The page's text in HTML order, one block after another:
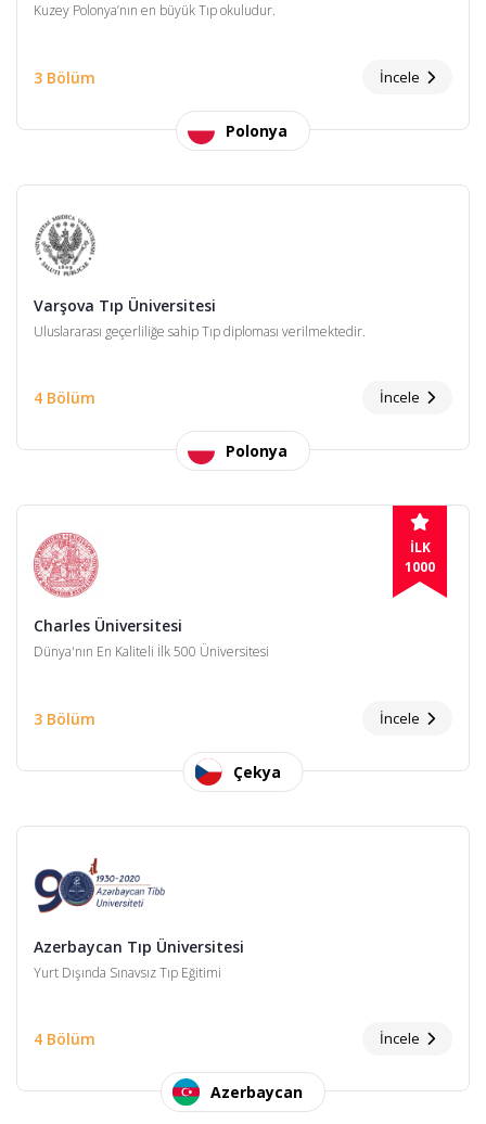
Kuzey Polonya’nın en büyük Tıp okuludur.
3 Bölüm İncele
Polonya
Varşova Tıp Üniversitesi
Uluslararası geçerliliğe sahip Tıp diploması verilmektedir.
4 Bölüm İncele
Polonya
İLK
1000
Charles Üniversitesi
Dünya'nın En Kaliteli İlk 500 Üniversitesi
3 Bölüm İncele
Çekya
Azerbaycan Tıp Üniversitesi
Yurt Dışında Sınavsız Tıp Eğitimi
4 Bölüm İncele
Azerbaycan